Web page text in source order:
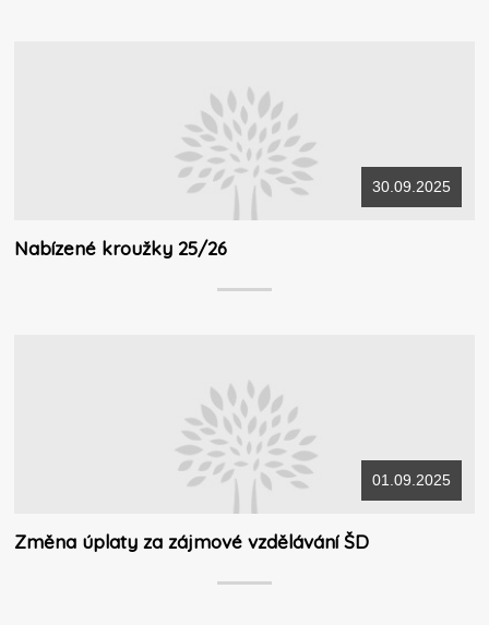
30.09.2025
Nabízené kroužky 25/26
01.09.2025
Změna úplaty za zájmové vzdělávání ŠD